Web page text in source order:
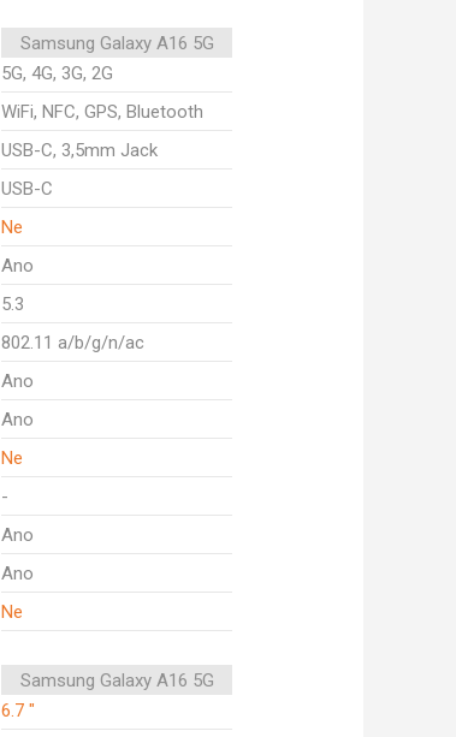
Samsung Galaxy A16 5G
5G, 4G, 3G, 2G
WiFi, NFC, GPS, Bluetooth
USB-C, 3,5mm Jack
USB-C
Ne
Ano
5.3
802.11 a/b/g/n/ac
Ano
Ano
Ne
-
Ano
Ano
Ne
Samsung Galaxy A16 5G
6.7 "